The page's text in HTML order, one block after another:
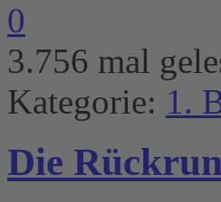
0
3.756 mal
Kategorie: 1.
Die